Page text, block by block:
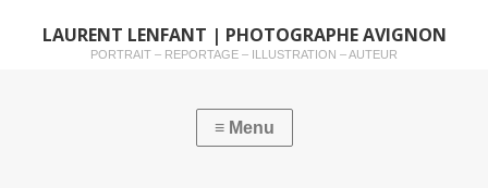
LAURENT LENFANT | PHOTOGRAPHE AVIGNON
PORTRAIT – REPORTAGE – ILLUSTRATION – AUTEUR